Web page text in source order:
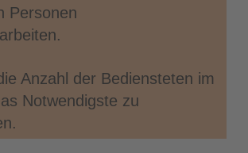
Personen
Anzahl der Bediensteten im
Notwendigste zu